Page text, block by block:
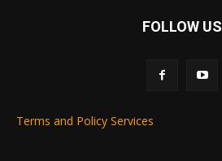
FOLLOW US
Terms and Policy Services